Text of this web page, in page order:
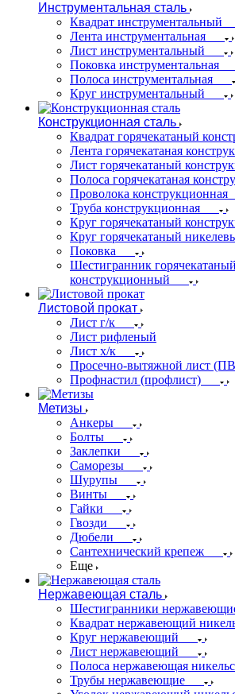
Инструментальная сталь
Квадрат инструментальный
Лента инструментальная
Лист инструментальный
Поковка инструментальная
Полоса инструментальная
Круг инструментальный
Конструкционная сталь
Квадрат горячекатаный
Лента горячекатаная
Лист горячекатаный
Полоса горячекатаная
Проволока конструкционная
Труба конструкционная
Круг горячекатаный
Круг горячекатаный
Поковка
Шестигранник горячекатаный
конструкционный
Листовой прокат
Лист г/к
Лист рифленый
Лист х/к
Просечно-вытяжной лист
Профнастил (профлист)
Метизы
Анкеры
Болты
Заклепки
Саморезы
Шурупы
Винты
Гайки
Гвозди
Дюбели
Сантехнический крепеж
Еще
Нержавеющая сталь
Шестигранники
Квадрат нержавеющий
Круг нержавеющий
Лист нержавеющий
Полоса нержавеющая
Трубы нержавеющие